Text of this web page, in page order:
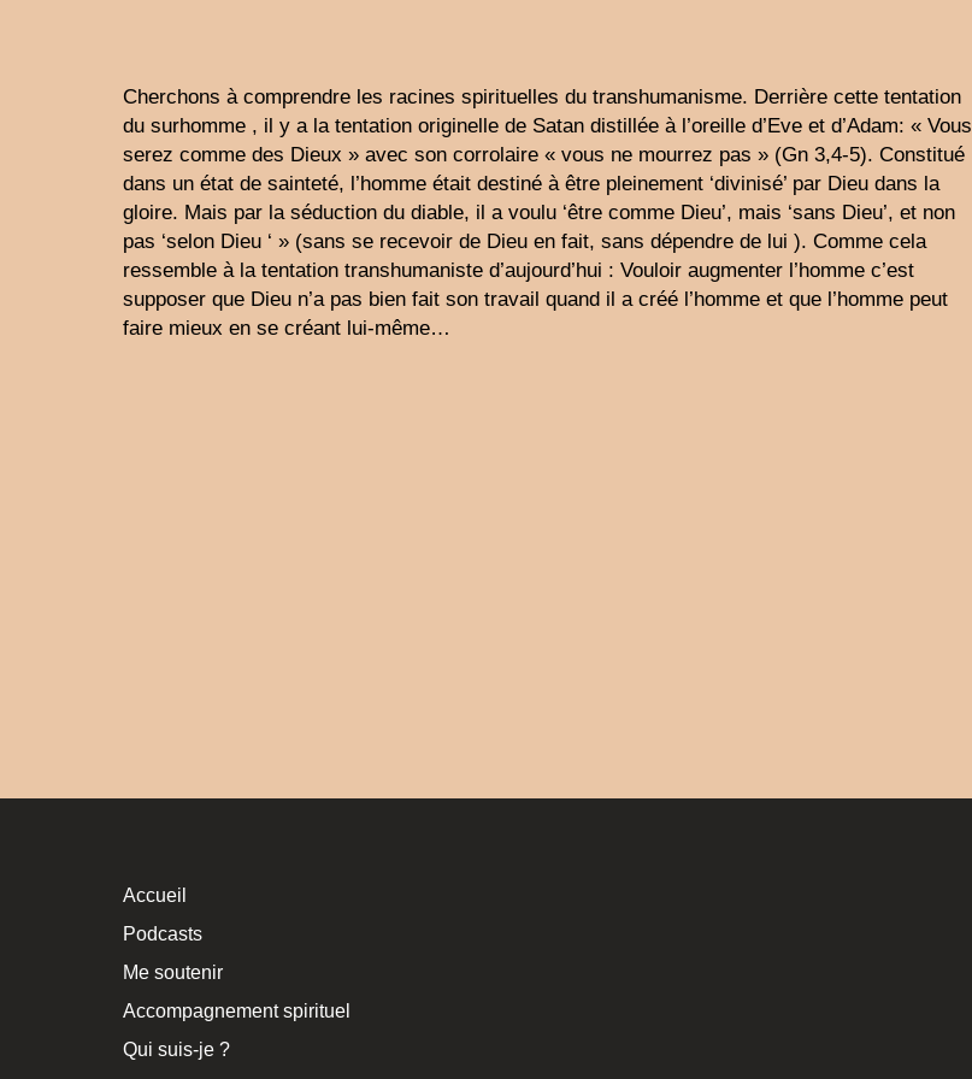
Cherchons à comprendre les racines spirituelles du transhumanisme. Derrière cette tentation
du surhomme , il y a la tentation originelle de Satan distillée à l’oreille d’Eve et d’Adam: « Vous
serez comme des Dieux » avec son corrolaire « vous ne mourrez pas » (Gn 3,4-5). Constitué
dans un état de sainteté, l’homme était destiné à être pleinement ‘divinisé’ par Dieu dans la
gloire. Mais par la séduction du diable, il a voulu ‘être comme Dieu’, mais ‘sans Dieu’, et non
pas ‘selon Dieu ‘ » (sans se recevoir de Dieu en fait, sans dépendre de lui ). Comme cela
ressemble à la tentation transhumaniste d’aujourd’hui : Vouloir augmenter l’homme c’est
supposer que Dieu n’a pas bien fait son travail quand il a créé l’homme et que l’homme peut
faire mieux en se créant lui-même…
Accueil
Podcasts
Me soutenir
Accompagnement spirituel
Qui suis-je ?